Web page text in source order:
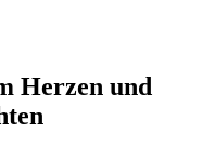
Herzen und